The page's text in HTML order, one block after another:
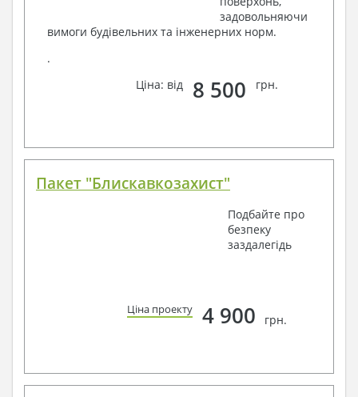
задовольняючи
вимоги будівельних та інженерних норм.
.
Ціна: від
8 500 грн.
Пакет "Блискавкозахист"
Подбайте про
безпеку
заздалегідь
Ціна проекту 4 900 грн.